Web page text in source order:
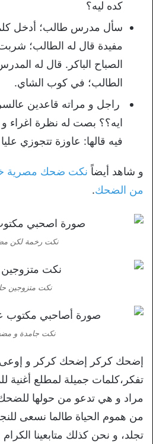
كده ليه؟
سأل مدرس طالب؛ أدخل
مفيدة قال له الطالب؛
الصباح الباكر. قال له
الطالب؛ في كوب الشاي.
راجل و مراته قاعدين
ايه؟؟ بصت له نظرة اغراء و
فيه قالها: عاوزة تتجوزي
و شاهد أيضاً نكت ضحك مصرية
من الضحك.
نكت رخمة لكن
نكت متزوجين
نكت جامدة و
إضحك كركر إضحك كركر و إوعى
تفكر،كلمات جميلة لمطلع أغنية
مراد و هي تدعو من حولها
من هموم الحياة طالما نسعى
تجلد، و نحن كذلك متابعينا